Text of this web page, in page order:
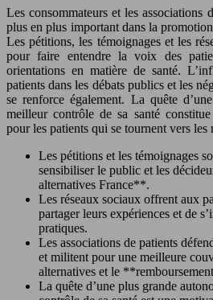
Les consommateurs et les associations
plus en plus important dans la
Les pétitions, les témoignages et les
pour faire entendre la voix des
orientations en matière de santé.
patients dans les débats publics et les
se renforce également. La quête
meilleur contrôle de sa santé
pour les patients qui se tournent vers les
Les pétitions et les témoignages
sensibiliser le public et les
alternatives France**.
Les réseaux sociaux offrent aux
partager leurs expériences et de
pratiques.
Les associations de patients
et militent pour une meilleure
alternatives et le
La quête d’une plus grande